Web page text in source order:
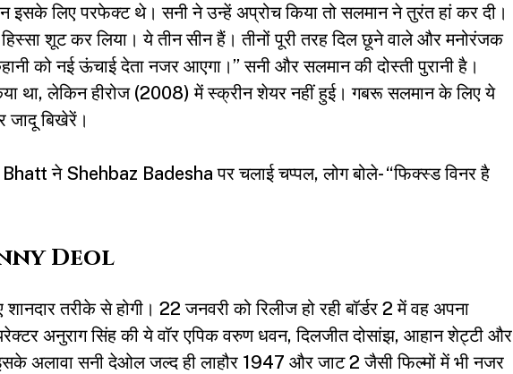
लिए परफेक्ट थे। सनी ने उन्हें अप्रोच किया तो सलमान ने तुरंत हां कर दी।
शूट कर लिया। ये तीन सीन हैं। तीनों पूरी तरह दिल छूने वाले और मनोरंजक
को नई ऊंचाई देता नजर आएगा।” सनी और सलमान की दोस्ती पुरानी है।
था, लेकिन हीरोज (2008) में स्क्रीन शेयर नहीं हुई। गबरू सलमान के लिए ये
जादू बिखेरें।
ने Shehbaz Badesha पर चलाई चप्पल, लोग बोले- “फिक्स्ड विनर है
Deol
तरीके से होगी। 22 जनवरी को रिलीज हो रही बॉर्डर 2 में वह अपना
अनुराग सिंह की ये वॉर एपिक वरुण धवन, दिलजीत दोसांझ, आहान शेट्टी और
अलावा सनी देओल जल्द ही लाहौर 1947 और जाट 2 जैसी फिल्मों में भी नजर